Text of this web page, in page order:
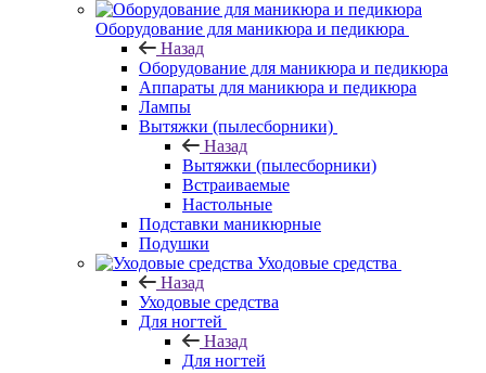
Оборудование для маникюра и педикюра
Назад
Оборудование для маникюра и педикюра
Аппараты для маникюра и педикюра
Лампы
Вытяжки (пылесборники)
Назад
Вытяжки (пылесборники)
Встраиваемые
Настольные
Подставки маникюрные
Подушки
Уходовые средства
Назад
Уходовые средства
Для ногтей
Назад
Для ногтей